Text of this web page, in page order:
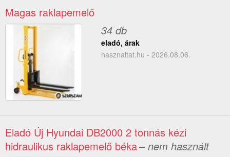
Magas raklapemelő
34 db
eladó, árak
hasznaltat.hu - 2026.08.06.
Eladó Új Hyundai DB2000 2 tonnás kézi
hidraulikus raklapemelő béka– nem használt